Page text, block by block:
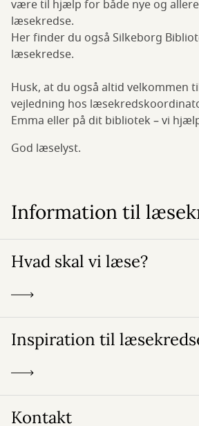
være til hjælp for både nye og
læsekredse.
Her finder du også Silkeborg
læsekredse.
Husk, at du også altid velkommen
vejledning hos
Emma eller på dit bibliotek – vi
God læselyst.
Information til
Hvad skal vi læse?
Inspiration til
Kontakt